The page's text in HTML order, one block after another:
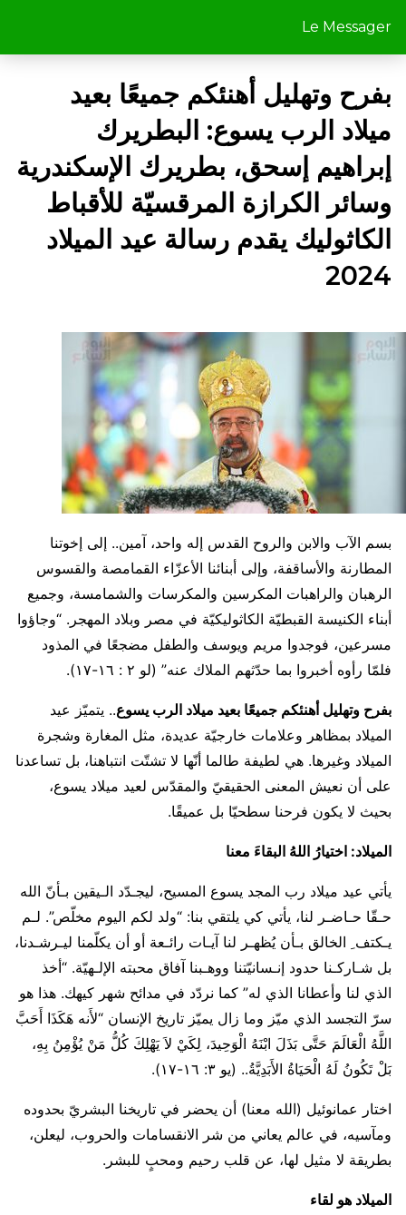
Le Messager
بفرح وتهليل أهنئكم جميعًا بعيد
ميلاد الرب يسوع: البطريرك
إبراهيم إسحق، بطريرك الإسكندرية
وسائر الكرازة المرقسيّة للأقباط
الكاثوليك يقدم رسالة عيد الميلاد
2024
بسم الآب والابن والروح القدس إله واحد، آمين.. إلى إخوتنا
المطارنة والأساقفة، وإلى أبنائنا الأعزّاء القمامصة والقسوس
الرهبان والراهبات المكرسين والمكرسات والشمامسة، وجميع
أبناء الكنيسة القبطيّة الكاثوليكيّة في مصر وبلاد المهجر. “وجاؤوا
مسرعين، فوجدوا مريم ويوسف والطفل مضجعًا في المذود
فلمّا رأوه أخبروا بما حدّثهم الملاك عنه” (لو ٢ : ١٦-١٧).
بفرح وتهليل أهنئكم جميعًا بعيد ميلاد الرب يسوع.. يتميّز عيد
الميلاد بمظاهر وعلامات خارجيّة عديدة، مثل المغارة وشجرة
الميلاد وغيرها. هي لطيفة طالما أنّها لا تشتّت انتباهنا، بل تساعدنا
على أن نعيش المعنى الحقيقيّ والمقدّس لعيد ميلاد يسوع،
بحيث لا يكون فرحنا سطحيّا بل عميقًا.
الميلاد: اختيارُ اللهُ البقاءَ معنا
يأتي عيد ميلاد رب المجد يسوع المسيح، ليجـدّد الـيقين بـأنّ الله
حـقّا حـاضـر لنا، يأتي كي يلتقي بنا: “ولد لكم اليوم مخلّص”. لـم
يـكتف ِ الخالق بـأن يُظهـر لنا آيـات رائـعة أو أن يكلّمنا ليـرشـدنا،
بل شـاركـنا حدود إنـسانيّتنا ووهـبنا آفاق محبته الإلـهيّة. “أخذ
الذي لنا وأعطانا الذي له” كما نردّد في مدائح شهر كيهك. هذا هو
سرّ التجسد الذي میّز وما زال يميّز تاريخ الإنسان “لأَنه هَكَذَا أَحَبَّ
اللَّهُ الْعَالَمَ حَتَّى بَذَلَ ابْنَهُ الْوَحِيدَ، لِكَيْ لاَ يَهْلِكَ كُلُّ مَنْ يُؤْمِنُ بِهِ،
بَلْ تَكُونُ لَهُ الْحَيَاةُ الأَبَدِيَّةُ.. (يو ٣: ١٦-١٧).
اختار عمانوئيل (الله معنا) أن يحضر في تاريخنا البشريّ بحدوده
ومآسيه، في عالم يعاني من شر الانقسامات والحروب، ليعلن،
بطريقة لا مثيل لها، عن قلب رحيم ومحبٍ للبشر.
الميلاد هو لقاء